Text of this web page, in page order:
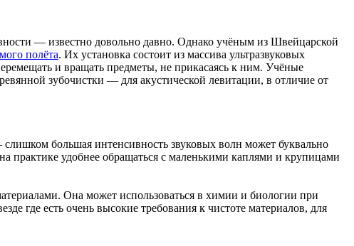
— известно довольно давно. Однако учёным из Швейцарской
полёта. Их установка состоит из массива ультразвуковых
и вращать предметы, не прикасаясь к ним. Учёные
зубочистки — для акустической левитации, в отличие от
большая интенсивность звуковых волн может буквально
практике удобнее обращаться с маленькими каплями и крупицами
Она может использоваться в химии и биологии при
где есть очень высокие требования к чистоте материалов, для